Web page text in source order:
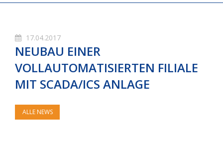
17.04.2017
NEUBAU EINER
VOLLAUTOMATISIERTEN FILIALE
MIT SCADA/ICS ANLAGE
ALLE NEWS